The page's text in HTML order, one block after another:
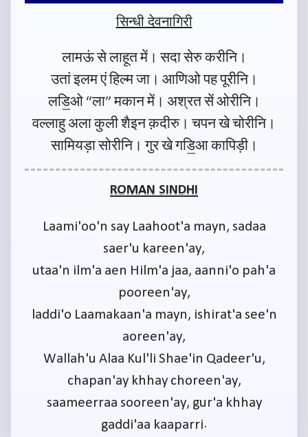
सिन्धी देवनागिरी
लामऊं से लाहूत में। सदा सेरु करीनि।
उतां इलम एं हिल्म जा। आणिओ पह पूरीनि।
लडि॒ओ “ला” मकान में। अश्रत सें ओरीनि।
वल्लाहु अला कुली शैइन क़दीरु। चपन खे चोरीनि।
सामियड़ा सोरीनि। गुर खे गडि॒आ कापिड़ी।
ROMAN SINDHI
Laami'oo'n say Laahoot'a mayn, sadaa
saer'u kareen'ay,
utaa'n ilm'a aen Hilm'a jaa, aanni'o pah'a
pooreen'ay,
laddi'o Laamakaan'a mayn, ishirat'a see'n
aoreen'ay,
Wallah'u Alaa Kul'li Shae'in Qadeer'u,
chapan'ay khhay choreen'ay,
saameerraa sooreen'ay, gur'a khhay
gaddi'aa kaaparri.